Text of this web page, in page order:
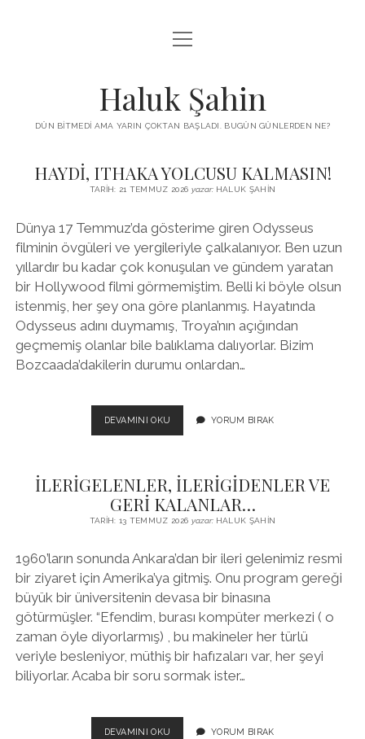
KUTUP YILDIZI
MENDIREK YAZILARI
ADA
BABIALI’DE CINAYET
GÜZEL MAVRELLA
PROGRAMLAR
DERS NOTLARI – LECTURE NOTES
MED 532 SPRING ‘25
YAZMADAN EDEMEDIM
twitter
menüyü
aç
Haluk Şahin
DÜN BITMEDI AMA YARIN ÇOKTAN BAŞLADI. BUGÜN GÜNLERDEN NE?
Haluk
Yazılar
HAYDİ, ITHAKA YOLCUSU KALMASIN!
TARIH: 21 TEMMUZ 2026 yazar:HALUK ŞAHIN
Dünya 17 Temmuz’da gösterime giren Odysseus
filminin övgüleri ve yergileriyle çalkalanıyor. Ben uzun
yıllardır bu kadar çok konuşulan ve gündem yaratan
bir Hollywood filmi görmemiştim. Belli ki böyle olsun
istenmiş, her şey ona göre planlanmış. Hayatında
Odysseus adını duymamış, Troya’nın açığından
geçmemiş olanlar bile balıklama dalıyorlar. Bizim
Bozcaada’dakilerin durumu onlardan…
DEVAMINI OKU HAYDİ,
ITHAKA
YORUM BIRAK
İLERİGELENLER, İLERİGİDENLER VE
GERİ KALANLAR…
TARIH: 13 TEMMUZ 2026 yazar:HALUK ŞAHIN
1960’ların sonunda Ankara’dan bir ileri gelenimiz resmi
bir ziyaret için Amerika’ya gitmiş. Onu program gereği
büyük bir üniversitenin devasa bir binasına
götürmüşler. “Efendim, burası kompüter merkezi ( o
zaman öyle diyorlarmış) , bu makineler her türlü
veriyle besleniyor, müthiş bir hafızaları var, her şeyi
biliyorlar. Acaba bir soru sormak ister…
DEVAMINI OKU İLERİGELENLER,YORUM BIRAK